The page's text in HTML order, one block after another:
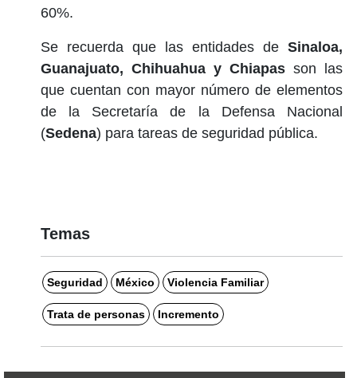
60%.
Se recuerda que las entidades de Sinaloa,
Guanajuato, Chihuahua y Chiapasson las
que cuentan con mayor número de elementos
de la Secretaría de la Defensa Nacional
(Sedena) para tareas de seguridad pública.
Temas
Seguridad México Violencia Familiar
Trata de personas Incremento